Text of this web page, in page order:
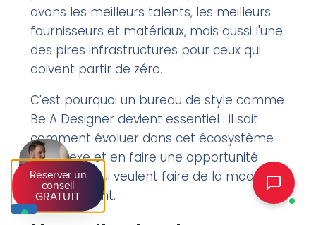
avons les meilleurs talents, les meilleurs
fournisseurs et matériaux, mais aussi l'une
des pires infrastructures pour ceux qui
doivent partir de zéro.
C'est pourquoi un bureau de style comme
Be A Designer devient essentiel : il sait
comment évoluer dans cet écosystème
complexe et en faire une opportunité
pour ceux qui veulent faire de la mode
sérieusement.
Réserver un
conseil
GRATUIT